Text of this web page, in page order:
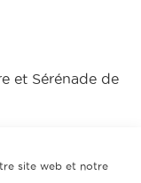
site web et notre
et Sérénade de